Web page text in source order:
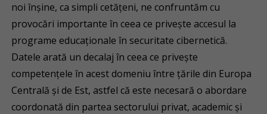
noi înșine, ca simpli cetățeni, ne confruntăm cu
provocări importante în ceea ce privește accesul la
programe educaționale în securitate cibernetică.
Datele arată un decalaj în ceea ce privește
competențele în acest domeniu între țările din Europa
Centrală și de Est, astfel că este necesară o abordare
coordonată din partea sectorului privat, academic și